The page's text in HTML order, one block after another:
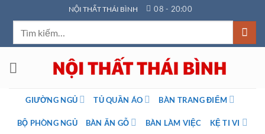
qua
dung
NỘI THẤT THÁI BÌNH 08 - 20:00
GIƯỜNG NGỦ TỦ QUẦN ÁO BÀN TRANG ĐIỂM
BỘ PHÒNG NGỦ BÀN ĂN GỖ BÀN LÀM VIỆC KỆ TI VI